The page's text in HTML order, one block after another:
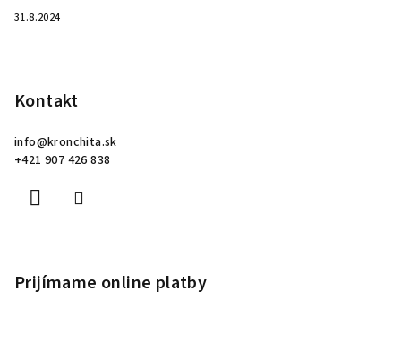
31.8.2024
Kontakt
info@kronchita.sk
+421 907 426 838
Prijímame online platby